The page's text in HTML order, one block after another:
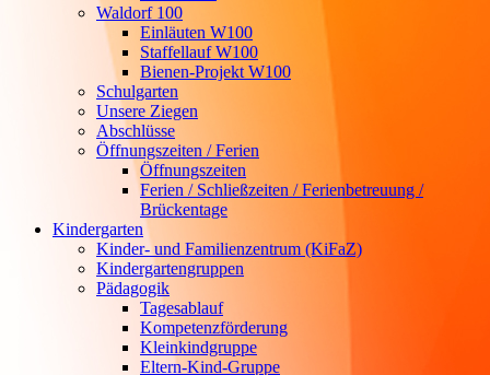
Waldorf 100
Einläuten W100
Staffellauf W100
Bienen-Projekt W100
Schulgarten
Unsere Ziegen
Abschlüsse
Öffnungszeiten / Ferien
Öffnungszeiten
Ferien / Schließzeiten / Ferienbetreuung /
Brückentage
Kindergarten
Kinder- und Familienzentrum (KiFaZ)
Kindergartengruppen
Pädagogik
Tagesablauf
Kompetenzförderung
Kleinkindgruppe
Eltern-Kind-Gruppe